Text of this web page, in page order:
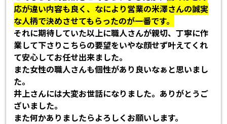
応が違い内容も良く、なにより営業の米澤さんの誠実
な人柄で決めさせてもらったのが一番です。
それに期待していた以上に職人さんが親切、丁寧に作
業して下さりこちらの要望をいやな顔せず叶えてくれ
て安心してお任せ出来ました。
また女性の職人さんも個性があり良いなぁと思いまし
た。
井上さんには大変お世話になりました。ありがとうご
ざいました。
また何かありましたらよろしくお願いします。